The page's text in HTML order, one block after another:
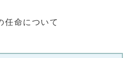
命について